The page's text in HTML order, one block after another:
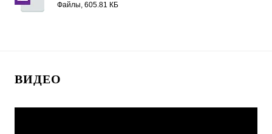
Файлы, 605.81 КБ
ВИДЕО